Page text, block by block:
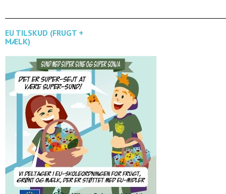
EU TILSKUD (FRUGT +
MÆLK)